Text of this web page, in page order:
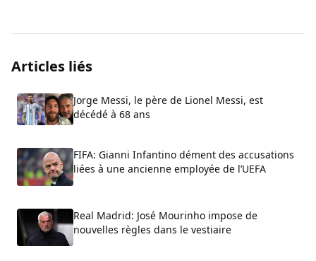
Articles liés
Jorge Messi, le père de Lionel Messi, est
décédé à 68 ans
FIFA: Gianni Infantino dément des accusations
liées à une ancienne employée de l’UEFA
Real Madrid: José Mourinho impose de
nouvelles règles dans le vestiaire